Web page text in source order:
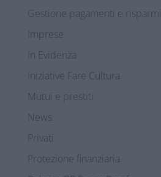
Gestione pagamenti e risparmi
Imprese
In Evidenza
Iniziative Fare Cultura
Mutui e prestiti
News
Privati
Protezione finanziaria